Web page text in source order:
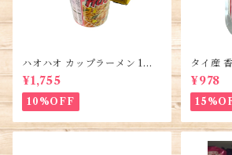
ハオハオ カップラーメン 1箱 1
2個入り・Hao Hao Instant
Noodles・Mì Hảo Hảo cốc
¥1,755
10%OFF
タイ産
ス450g
Rice・
¥978